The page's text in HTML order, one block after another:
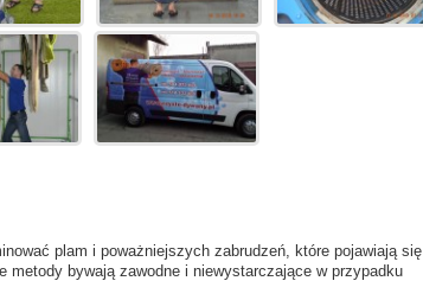
plam i poważniejszych zabrudzeń, które pojawiają się
bywają zawodne i niewystarczające w przypadku